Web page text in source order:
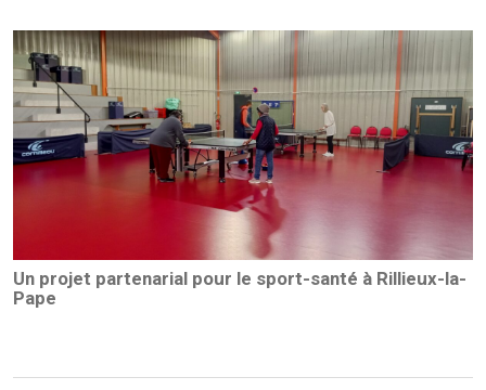
Un projet partenarial pour le sport-santé à Rillieux-la-
Pape